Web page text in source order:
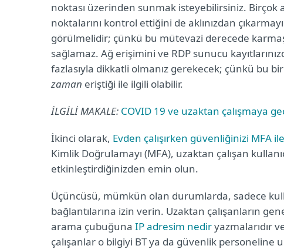
noktası üzerinden sunmak isteyebilirsiniz. Birçok
noktalarını kontrol ettiğini de aklınızdan
görülmelidir; çünkü bu mütevazi derecede
sağlamaz. Ağ erişimini ve RDP sunucu
fazlasıyla dikkatli olmanız gerekecek; çünkü bu bir
zaman eriştiği ile ilgili olabilir.
İLGİLİ MAKALE: COVID 19 ve uzaktan çalışmaya
İkinci olarak, Evden çalışırken güvenliğinizi MFA
Kimlik Doğrulamayı (MFA), uzaktan çalışan
etkinleştirdiğinizden emin olun.
Üçüncüsü, mümkün olan durumlarda, sadece
bağlantılarına izin verin. Uzaktan çalışanların
arama çubuğuna IP adresim nediryazmalarıdır
çalışanlar o bilgiyi BT ya da güvenlik personeline